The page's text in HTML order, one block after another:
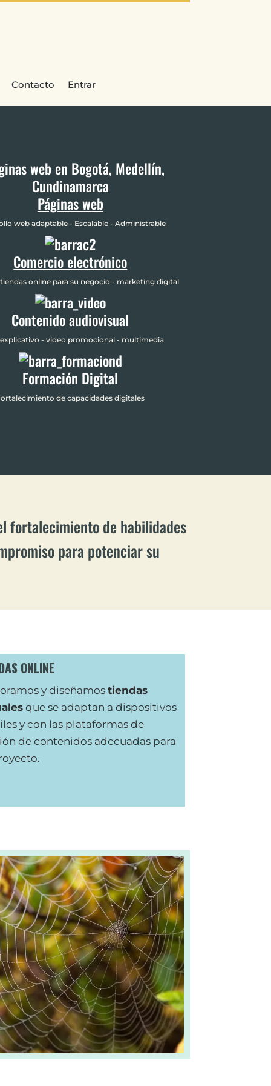
Contacto Entrar
Páginas web
web adaptable - Escalable - Administrable
Comercio electrónico
online para su negocio - marketing digital
Contenido audiovisual
- video promocional - multimedia
Formación Digital
de capacidades digitales
fortalecimiento de habilidades
para potenciar su
ONLINE
y diseñamos tiendas
que se adaptan a dispositivos
y con las plataformas de
de contenidos adecuadas para